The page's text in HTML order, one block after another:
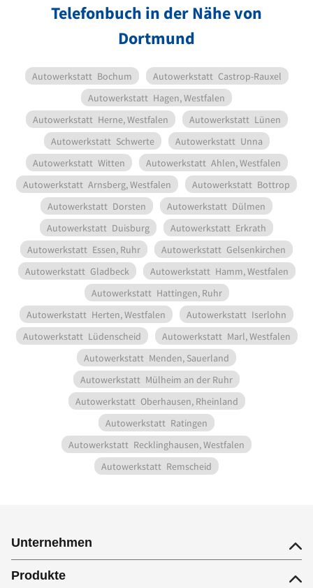
Telefonbuch in der Nähe von
Dortmund
Autowerkstatt Bochum Autowerkstatt Castrop-Rauxel
Autowerkstatt Hagen, Westfalen
Autowerkstatt Herne, Westfalen Autowerkstatt Lünen
Autowerkstatt Schwerte Autowerkstatt Unna
Autowerkstatt Witten Autowerkstatt Ahlen, Westfalen
Autowerkstatt Arnsberg, Westfalen Autowerkstatt Bottrop
Autowerkstatt Dorsten Autowerkstatt Dülmen
Autowerkstatt Duisburg Autowerkstatt Erkrath
Autowerkstatt Essen, Ruhr Autowerkstatt Gelsenkirchen
Autowerkstatt Gladbeck Autowerkstatt Hamm, Westfalen
Autowerkstatt Hattingen, Ruhr
Autowerkstatt Herten, Westfalen Autowerkstatt Iserlohn
Autowerkstatt Lüdenscheid Autowerkstatt Marl, Westfalen
Autowerkstatt Menden, Sauerland
Autowerkstatt Mülheim an der Ruhr
Autowerkstatt Oberhausen, Rheinland
Autowerkstatt Ratingen
Autowerkstatt Recklinghausen, Westfalen
Autowerkstatt Remscheid
Unternehmen
Produkte